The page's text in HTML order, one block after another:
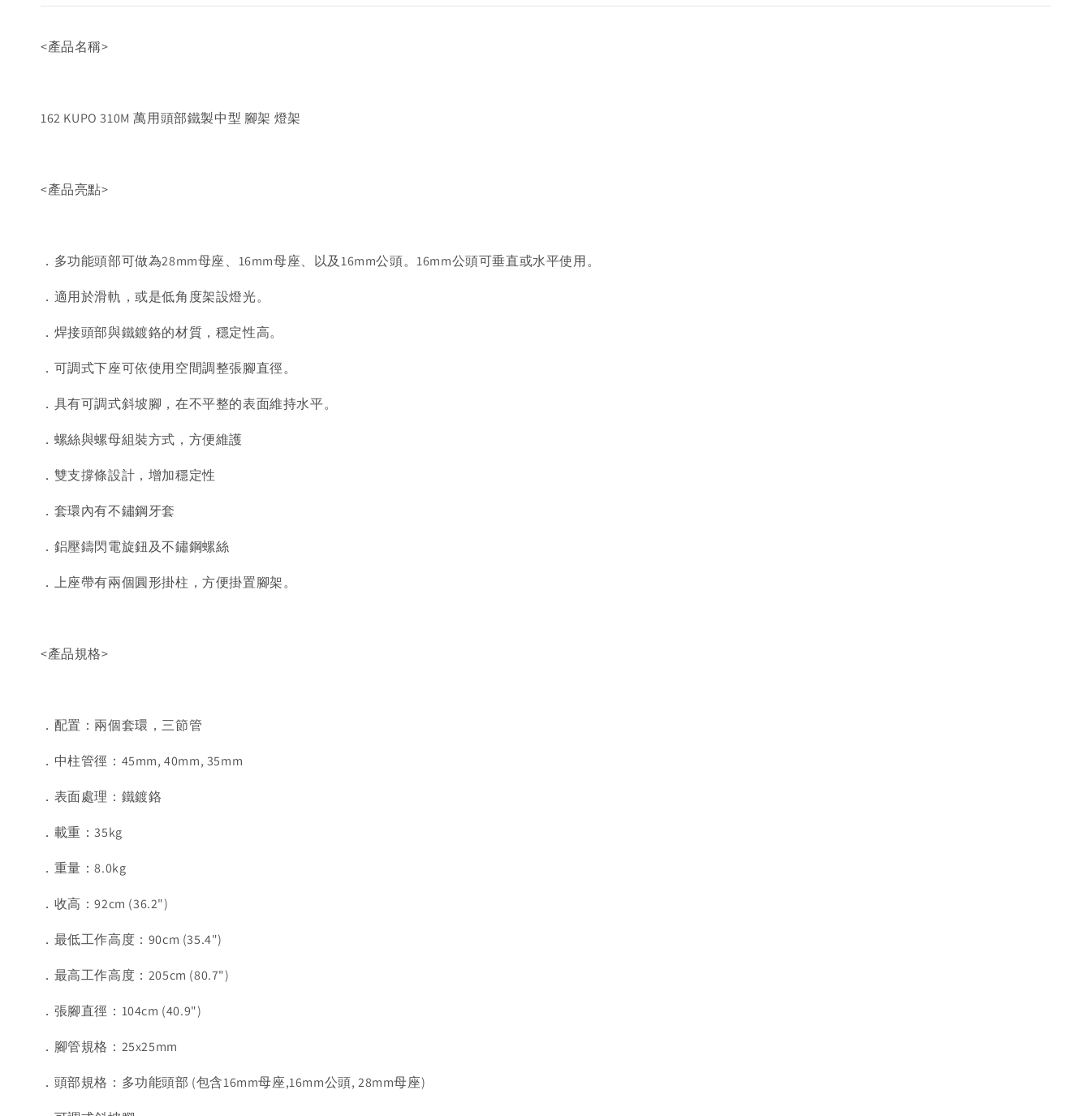
<產品名稱>
162 KUPO 310M 萬用頭部鐵製中型 腳架 燈架
<產品亮點>
．多功能頭部可做為28mm母座、16mm母座、以及16mm公頭。16mm公頭可垂直或水平使用。
．適用於滑軌，或是低角度架設燈光。
．焊接頭部與鐵鍍鉻的材質，穩定性高。
．可調式下座可依使用空間調整張腳直徑。
．具有可調式斜坡腳，在不平整的表面維持水平。
．螺絲與螺母組裝方式，方便維護
．雙支撐條設計，增加穩定性
．套環內有不鏽鋼牙套
．鋁壓鑄閃電旋鈕及不鏽鋼螺絲
．上座帶有兩個圓形掛柱，方便掛置腳架。
<產品規格>
．配置：兩個套環，三節管
．中柱管徑：45mm, 40mm, 35mm
．表面處理：鐵鍍鉻
．載重：35kg
．重量：8.0kg
．收高：92cm (36.2")
．最低工作高度：90cm (35.4")
．最高工作高度：205cm (80.7")
．張腳直徑：104cm (40.9")
．腳管規格：25x25mm
．頭部規格：多功能頭部 (包含16mm母座,16mm公頭, 28mm母座)